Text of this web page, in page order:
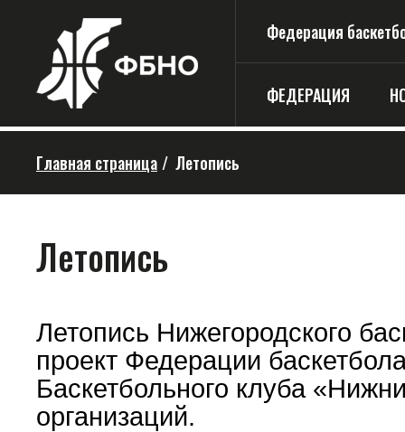
Федерация
ФЕДЕРАЦИЯ
Главная страница / Летопись
Летопись
Летопись Нижегородского
проект Федерации
Баскетбольного клуба
организаций.